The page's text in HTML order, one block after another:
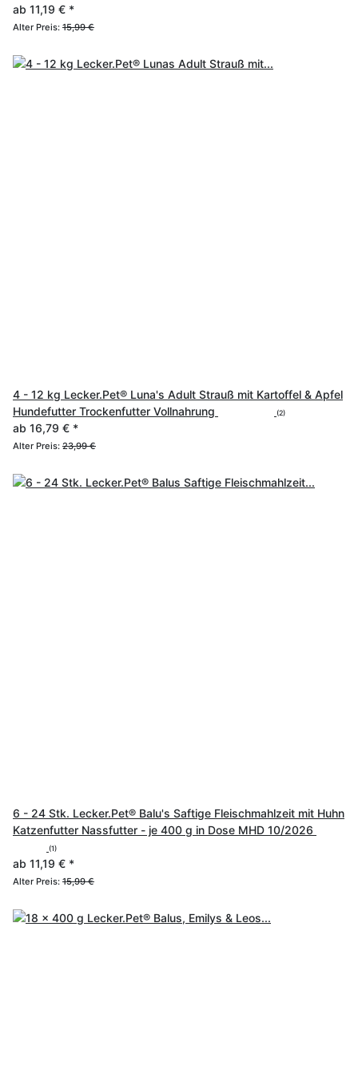
ab 11,19 € *
Alter Preis: 15,99 €
4 - 12 kg Lecker.Pet® Luna's Adult Strauß mit Kartoffel & Apfel
Hundefutter Trockenfutter Vollnahrung
(2)
ab 16,79 € *
Alter Preis: 23,99 €
6 - 24 Stk. Lecker.Pet® Balu's Saftige Fleischmahlzeit mit Huhn
Katzenfutter Nassfutter - je 400 g in Dose MHD 10/2026
(1)
ab 11,19 € *
Alter Preis: 15,99 €